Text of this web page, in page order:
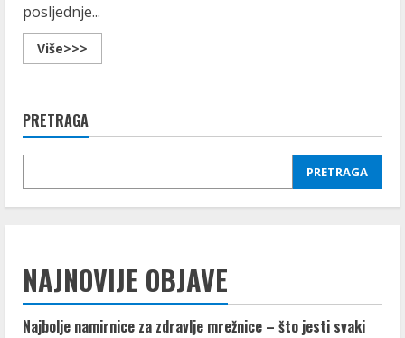
posljednje...
Više>>>
more
prehrane
sirovom
PRETRAGA
PRETRAGA
NAJNOVIJE OBJAVE
Najbolje namirnice za zdravlje mrežnice – što jesti svaki